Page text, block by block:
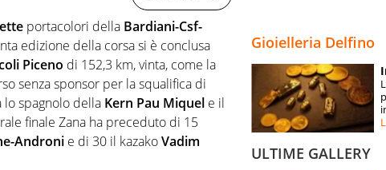
portacolori della Bardiani-Csf-
edizione della corsa si è conclusa
Piceno di 152,3 km, vinta, come la
senza sponsor per la squalifica di
lo spagnolo della Kern Pau Miquel e il
finale Zana ha preceduto di 15
Androni e di 30 il kazakoVadim
Gioielleria Delfino
ULTIME GALLERY